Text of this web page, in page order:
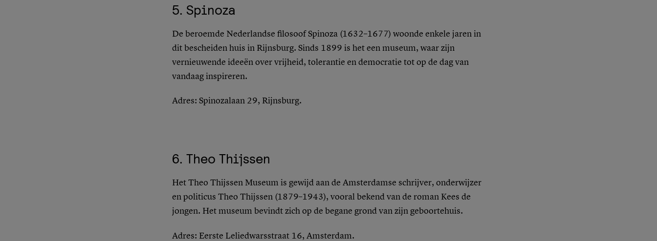
5. Spinoza
De beroemde Nederlandse filosoof Spinoza (1632–1677) woonde enkele jaren in
dit bescheiden huis in Rijnsburg. Sinds 1899 is het een museum, waar zijn
vernieuwende ideeën over vrijheid, tolerantie en democratie tot op de dag van
vandaag inspireren.
Adres: Spinozalaan 29, Rijnsburg.
6. Theo Thijssen
Het Theo Thijssen Museum is gewijd aan de Amsterdamse schrijver, onderwijzer
en politicus Theo Thijssen (1879–1943), vooral bekend van de roman Kees de
jongen. Het museum bevindt zich op de begane grond van zijn geboortehuis.
Adres: Eerste Leliedwarsstraat 16, Amsterdam.